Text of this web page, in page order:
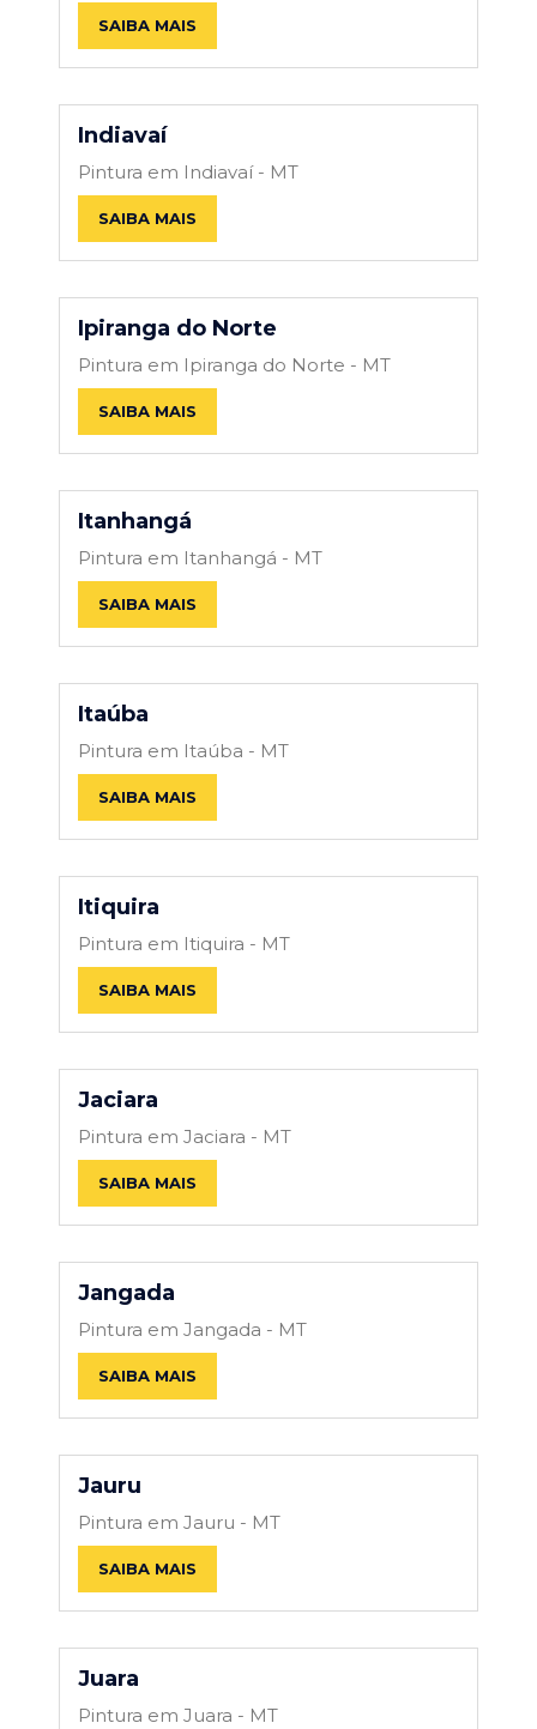
SAIBA MAIS
Indiavaí
Pintura em Indiavaí - MT
SAIBA MAIS
Ipiranga do Norte
Pintura em Ipiranga do Norte - MT
SAIBA MAIS
Itanhangá
Pintura em Itanhangá - MT
SAIBA MAIS
Itaúba
Pintura em Itaúba - MT
SAIBA MAIS
Itiquira
Pintura em Itiquira - MT
SAIBA MAIS
Jaciara
Pintura em Jaciara - MT
SAIBA MAIS
Jangada
Pintura em Jangada - MT
SAIBA MAIS
Jauru
Pintura em Jauru - MT
SAIBA MAIS
Juara
Pintura em Juara - MT